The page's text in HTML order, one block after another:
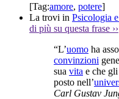
[Tag:amore, potere]
La trovi in Psicologia
di più su questa frase ››
“L’uomo ha
convinzioni
sua vita e che
posto nell’
Carl Gustav